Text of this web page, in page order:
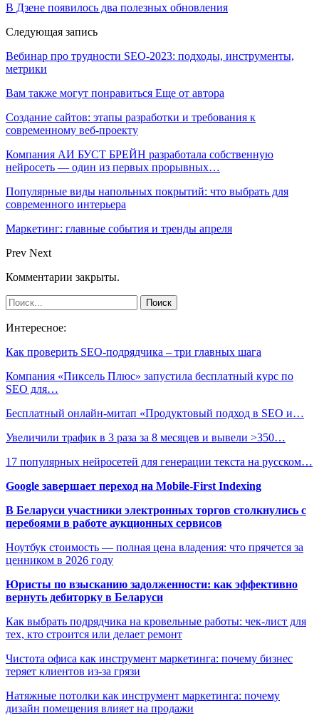
В Дзене появилось два полезных обновления
Следующая запись
Вебинар про трудности SEO-2023: подходы, инструменты,
метрики
Вам также могут понравиться Еще от автора
Создание сайтов: этапы разработки и требования к
современному веб-проекту
Компания АИ БУСТ БРЕЙН разработала собственную
нейросеть — один из первых прорывных…
Популярные виды напольных покрытий: что выбрать для
современного интерьера
Маркетинг: главные события и тренды апреля
Prev Next
Комментарии закрыты.
Интересное:
Как проверить SEO-подрядчика – три главных шага
Компания «Пиксель Плюс» запустила бесплатный курс по
SEO для…
Бесплатный онлайн-митап «Продуктовый подход в SEO и…
Увеличили трафик в 3 раза за 8 месяцев и вывели >350…
17 популярных нейросетей для генерации текста на русском…
Google завершает переход на Mobile-First Indexing
В Беларуси участники электронных торгов столкнулись с
перебоями в работе аукционных сервисов
Ноутбук стоимость — полная цена владения: что прячется за
ценником в 2026 году
Юристы по взысканию задолженности: как эффективно
вернуть дебиторку в Беларуси
Как выбрать подрядчика на кровельные работы: чек-лист для
тех, кто строится или делает ремонт
Чистота офиса как инструмент маркетинга: почему бизнес
теряет клиентов из-за грязи
Натяжные потолки как инструмент маркетинга: почему
дизайн помещения влияет на продажи